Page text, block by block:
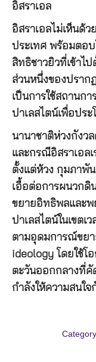
อิสราเอล
อิสราเอลไม่เห็นด้
ประเทศ พร้อมตอบ
สิทธิชาวยิวที่เข้าไ
ส่วนหนึ่งของปราก
เป็นการใช้สถานก
ปาเลสไตน์เพื่อประ
นานาชาติห่วงกังว
และกรณีอิสราเอล
ตั้งแต่ห้วง กุมภาพั
เอื้อต่อการผนวกดิ
ขยายอิทธิพลและ
ปาเลสไตน์ในเขตเ
ตามอุดมการณ์ขย
ideology โดยใช้โ
ตะวันออกกลางที่
กำลังให้ความสนใ